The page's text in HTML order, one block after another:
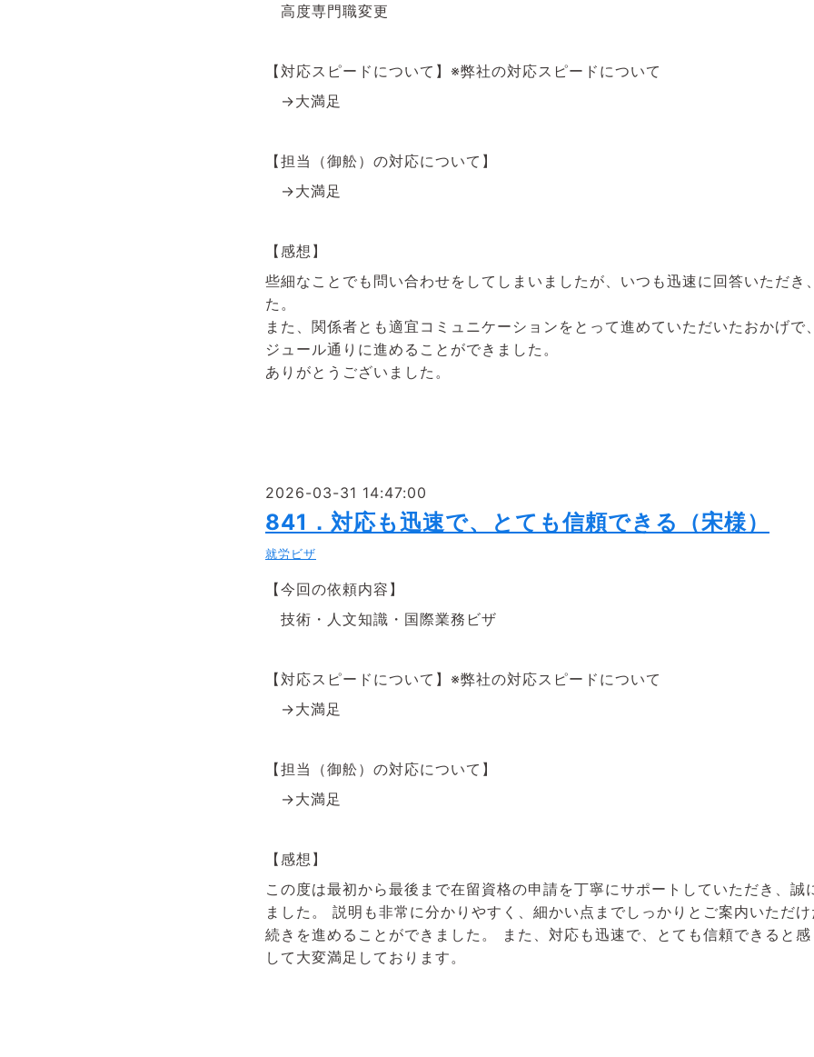
高度専門職変更
【対応スピードについて】※弊社の対応スピードについて
→大満足
【担当（御舩）の対応について】
→大満足
【感想】
些細なことでも問い合わせをしてしまいましたが、いつも迅速に回答いただき
た。
また、関係者とも適宜コミュニケーションをとって進めていただいたおかげで
ジュール通りに進めることができました。
ありがとうございました。
2026-03-31 14:47:00
841．対応も迅速で、とても信頼できる（宋様）
就労ビザ
【今回の依頼内容】
技術・人文知識・国際業務ビザ
【対応スピードについて】※弊社の対応スピードについて
→大満足
【担当（御舩）の対応について】
→大満足
【感想】
この度は最初から最後まで在留資格の申請を丁寧にサポートしていただき、誠
ました。 説明も非常に分かりやすく、細かい点までしっかりとご案内いただ
続きを進めることができました。 また、対応も迅速で、とても信頼できると
して大変満足しております。